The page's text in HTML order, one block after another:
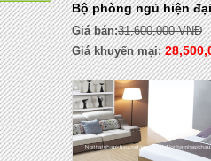
Bộ phòng ngủ hiện
Giá bán:31,600,000 VNĐ
Giá khuyến mại: